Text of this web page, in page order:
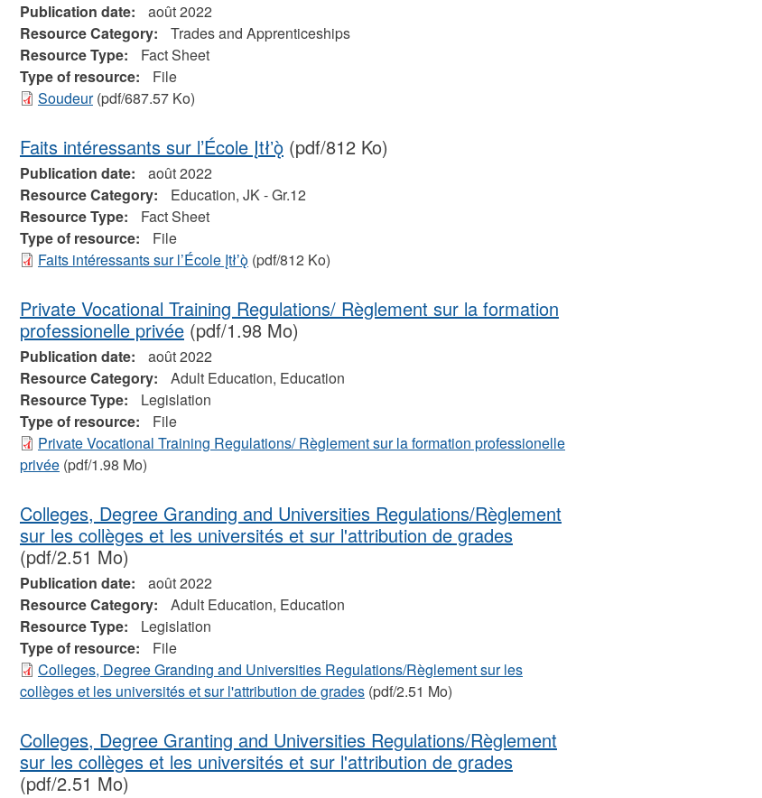
Publication date:
août 2022
Resource Category:
Trades and Apprenticeships
Resource Type:
Fact Sheet
Type of resource:
File
Soudeur(pdf/687.57 Ko)
Faits intéressants sur l’École Įtłʼǫ̀(pdf/812 Ko)
Publication date:
août 2022
Resource Category:
Education, JK - Gr.12
Resource Type:
Fact Sheet
Type of resource:
File
Faits intéressants sur l’École Įtłʼǫ̀(pdf/812 Ko)
Private Vocational Training Regulations/ Règlement sur la formation
professionelle privée(pdf/1.98 Mo)
Publication date:
août 2022
Resource Category:
Adult Education, Education
Resource Type:
Legislation
Type of resource:
File
Private Vocational Training Regulations/ Règlement sur la formation professionelle
privée(pdf/1.98 Mo)
Colleges, Degree Granding and Universities Regulations/Règlement
sur les collèges et les universités et sur l'attribution de grades
(pdf/2.51 Mo)
Publication date:
août 2022
Resource Category:
Adult Education, Education
Resource Type:
Legislation
Type of resource:
File
Colleges, Degree Granding and Universities Regulations/Règlement sur les
collèges et les universités et sur l'attribution de grades(pdf/2.51 Mo)
Colleges, Degree Granting and Universities Regulations/Règlement
sur les collèges et les universités et sur l'attribution de grades
(pdf/2.51 Mo)